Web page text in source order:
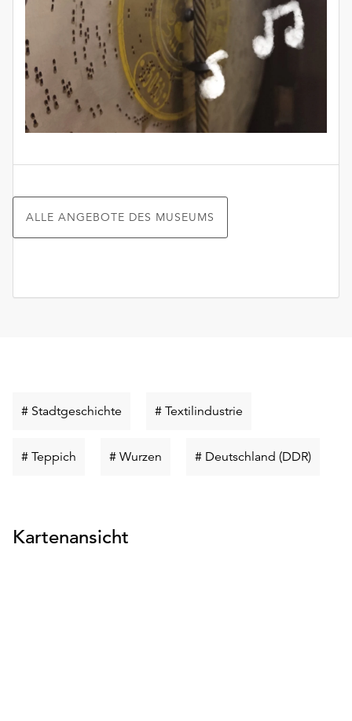
ALLE ANGEBOTE DES MUSEUMS
# Stadtgeschichte Schlüsselwort
# Textilindustrie
# Teppich Schlüsselwort
# Wurzen Schlüsselwort
# Deutschland (DDR)
Kartenansicht